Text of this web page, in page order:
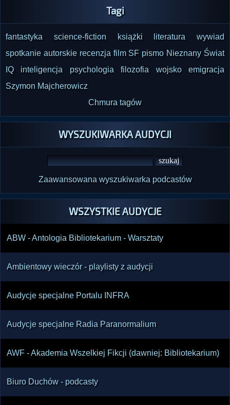
Tagi
fantastyka science-fiction książki literatura
wywiad
spotkanie autorskie recenzja film SF pismo Nieznany Świat
IQ
inteligencja psychologia filozofia wojsko
emigracja
Szymon Majcherowicz
Chmura tagów
WYSZUKIWARKA AUDYCJI
Zaawansowana wyszukiwarka podcastów
WSZYSTKIE AUDYCJE
ABW - Antologia Bibliotekarium - Warsztaty
Ambientowy wieczór - playlisty z audycji
Audycje specjalne Portalu INFRA
Audycje specjalne Radia Paranormalium
AWF - Akademia Wszelkiej Fikcji (dawniej: Bibliotekarium)
Biuro Duchów - podcasty